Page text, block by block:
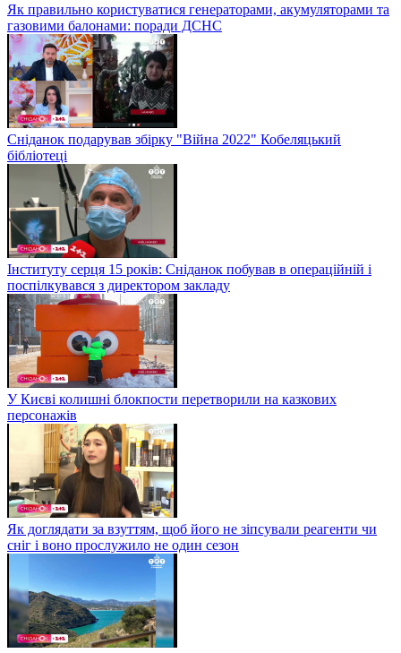
Як правильно користуватися генераторами, акумуляторами та
газовими балонами: поради ДСНС
Сніданок подарував збірку "Війна 2022" Кобеляцький
бібліотеці
Інституту серця 15 років: Сніданок побував в операційній і
поспілкувався з директором закладу
У Києві колишні блокпости перетворили на казкових
персонажів
Як доглядати за взуттям, щоб його не зіпсували реагенти чи
сніг і воно прослужило не один сезон